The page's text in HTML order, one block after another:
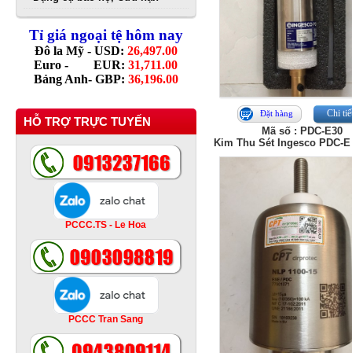
Tỉ giá ngoại tệ hôm nay
Đô la Mỹ - USD: 26,497.00
Euro - EUR: 31,711.00
Bảng Anh- GBP: 36,196.00
HỖ TRỢ TRỰC TUYẾN
PCCC.TS - Le Hoa
PCCC Tran Sang
Đặt hàng Chi
Mã số : PDC-E30
Kim Thu Sét Ingesco PDC-